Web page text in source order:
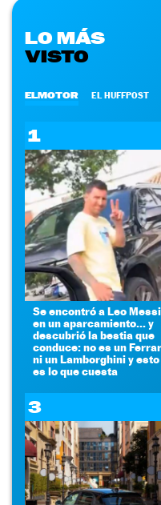
LO MÁS
VISTO
ELMOTOR EL HUFFPOST
1
Se encontró a Leo Messi
en un aparcamiento... y
descubrió la bestia que
conduce: no es un
ni un Lamborghini y esto
es lo que cuesta
3